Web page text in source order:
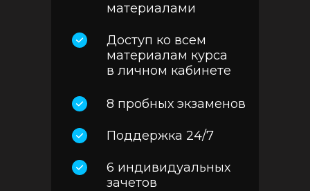
материалами
Доступ ко всем
материалам курса
в личном кабинете
8 пробных экзаменов
Поддержка 24/7
6 индивидуальных
зачетов